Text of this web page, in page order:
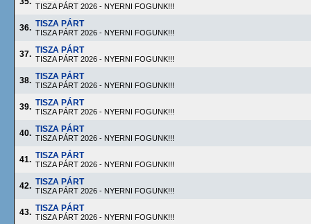
TISZA PÁRT 2026 - NYERNI FOGUNK!!!
36. TISZA PÁRT
TISZA PÁRT 2026 - NYERNI FOGUNK!!!
37. TISZA PÁRT
TISZA PÁRT 2026 - NYERNI FOGUNK!!!
38. TISZA PÁRT
TISZA PÁRT 2026 - NYERNI FOGUNK!!!
39. TISZA PÁRT
TISZA PÁRT 2026 - NYERNI FOGUNK!!!
40. TISZA PÁRT
TISZA PÁRT 2026 - NYERNI FOGUNK!!!
41. TISZA PÁRT
TISZA PÁRT 2026 - NYERNI FOGUNK!!!
42. TISZA PÁRT
TISZA PÁRT 2026 - NYERNI FOGUNK!!!
43. TISZA PÁRT
TISZA PÁRT 2026 - NYERNI FOGUNK!!!